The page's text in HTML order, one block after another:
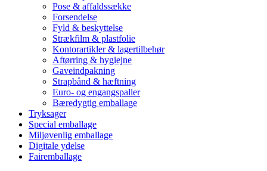
Pose & affaldssække
Forsendelse
Fyld & beskyttelse
Strækfilm & plastfolie
Kontorartikler & lagertilbehør
Aftørring & hygiejne
Gaveindpakning
Strapbånd & hæftning
Euro- og engangspaller
Bæredygtig emballage
Tryksager
Special emballage
Miljøvenlig emballage
Digitale ydelse
Fairemballage